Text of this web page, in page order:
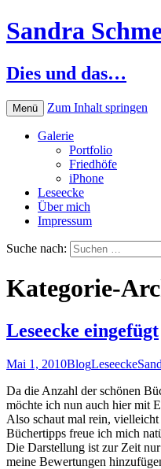
Sandra
Dies und das…
Menü Zum Inhalt springen
Galerie
Portfolio
Friedhöfe
iPhone
Leseecke
Über mich
Impressum
Suche nach:
Kategorie-
Leseecke eingefügt
Mai 1, 2010BlogLeseecke
Da die Anzahl der schönen
möchte ich nun auch hier mit
Also schaut mal rein,
Büchertipps freue ich mich
Die Darstellung ist zur Zeit
meine Bewertungen